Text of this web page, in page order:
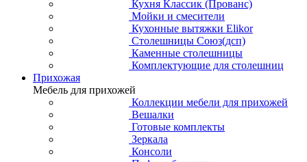
Кухня Классик (Прованс)
Мойки и смесители
Кухонные вытяжки Elikor
Столешницы Союз(дсп)
Каменные столешницы
Комплектующие для столешниц
Прихожая
Мебель для прихожей
Коллекции мебели для прихожей
Вешалки
Готовые комплекты
Зеркала
Консоли